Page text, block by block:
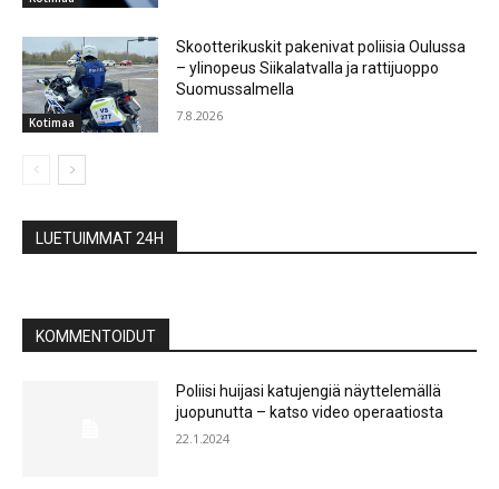
Kotimaa
Skootterikuskit pakenivat poliisia Oulussa
– ylinopeus Siikalatvalla ja rattijuoppo
Suomussalmella
7.8.2026
LUETUIMMAT 24H
KOMMENTOIDUT
Poliisi huijasi katujengiä näyttelemällä
juopunutta – katso video operaatiosta
22.1.2024